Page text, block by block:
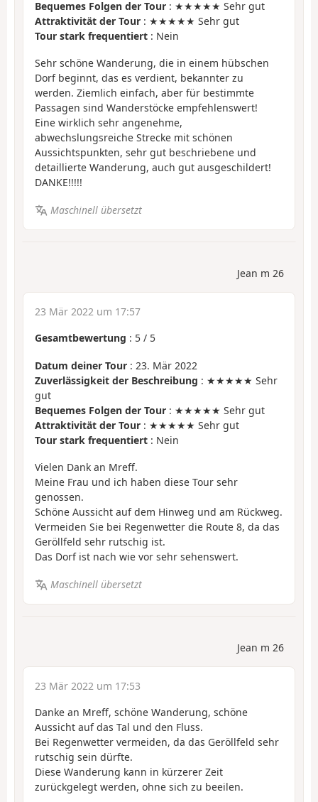
Bequemes Folgen der Tour : ★★★★★ Sehr gut
Attraktivität der Tour : ★★★★★ Sehr gut
Tour stark frequentiert : Nein
Sehr schöne Wanderung, die in einem hübschen
Dorf beginnt, das es verdient, bekannter zu
werden. Ziemlich einfach, aber für bestimmte
Passagen sind Wanderstöcke empfehlenswert!
Eine wirklich sehr angenehme,
abwechslungsreiche Strecke mit schönen
Aussichtspunkten, sehr gut beschriebene und
detaillierte Wanderung, auch gut ausgeschildert!
DANKE!!!!!
Maschinell übersetzt
Jean m 26
23 Mär 2022 um 17:57
Gesamtbewertung : 5 / 5
Datum deiner Tour : 23. Mär 2022
Zuverlässigkeit der Beschreibung : ★★★★★ Sehr
gut
Bequemes Folgen der Tour : ★★★★★ Sehr gut
Attraktivität der Tour : ★★★★★ Sehr gut
Tour stark frequentiert : Nein
Vielen Dank an Mreff.
Meine Frau und ich haben diese Tour sehr
genossen.
Schöne Aussicht auf dem Hinweg und am Rückweg.
Vermeiden Sie bei Regenwetter die Route 8, da das
Geröllfeld sehr rutschig ist.
Das Dorf ist nach wie vor sehr sehenswert.
Maschinell übersetzt
Jean m 26
23 Mär 2022 um 17:53
Danke an Mreff, schöne Wanderung, schöne
Aussicht auf das Tal und den Fluss.
Bei Regenwetter vermeiden, da das Geröllfeld sehr
rutschig sein dürfte.
Diese Wanderung kann in kürzerer Zeit
zurückgelegt werden, ohne sich zu beeilen.